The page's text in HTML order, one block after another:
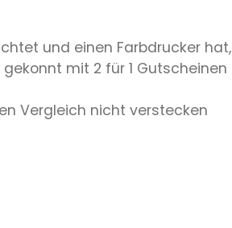
und einen Farbdrucker hat,
mit 2 für 1 Gutscheinen
Vergleich nicht verstecken